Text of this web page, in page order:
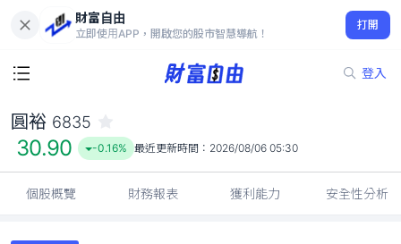
財富自由
立即使用APP，開啟您的股市智慧導航！
打開
登入
30.90
-0.16%
圓裕 6835
30.90 -0.16% 最近更新時間： 2026/08/06 05:30
個股概覽 財務報表 獲利能力 安全性分析